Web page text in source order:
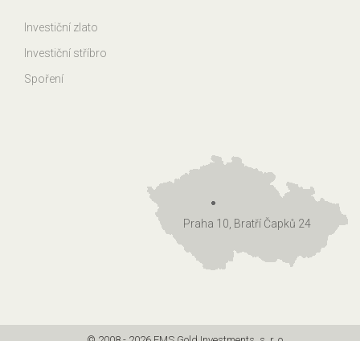
Investiční zlato
Investiční stříbro
Spoření
Praha 10, Bratří Čapků 24